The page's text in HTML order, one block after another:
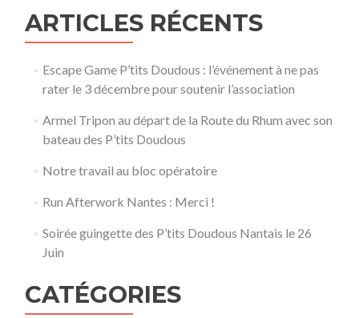
ARTICLES RÉCENTS
Escape Game P’tits Doudous : l’événement à ne pas
rater le 3 décembre pour soutenir l’association
Armel Tripon au départ de la Route du Rhum avec son
bateau des P’tits Doudous
Notre travail au bloc opératoire
Run Afterwork Nantes : Merci !
Soirée guingette des P’tits Doudous Nantais le 26
Juin
CATÉGORIES